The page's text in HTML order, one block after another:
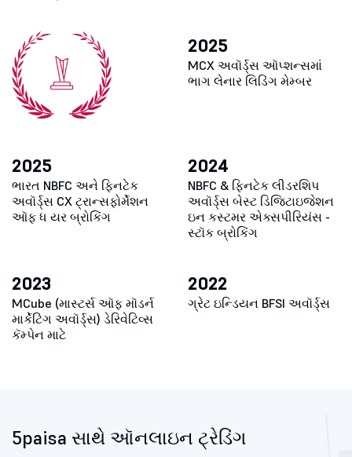
2025
MCX અવૉર્ડ્સ ઑપ્શન્સમાં
ભાગ લેનાર લિડિંગ મેમ્બર
2025
ભારત NBFC અને ફિનટેક
અવૉર્ડ્સ CX ટ્રાન્સફોર્મેશન
ઑફ ધ યર બ્રોકિંગ
2024
NBFC & ફિનટેક લીડરશિપ
અવૉર્ડ્સ બેસ્ટ ડિજિટાઇજેશન
ઇન કસ્ટમર એક્સપીરિયંસ -
સ્ટૉક બ્રોકિંગ
2023
MCube (માસ્ટર્સ ઑફ મૉડર્ન
માર્કેટિંગ અવૉર્ડ્સ) ડેરિવેટિવ્સ
કૅમ્પેન માટે
2022
ગ્રેટ ઇન્ડિયન BFSI અવૉર્ડ્સ
5paisa સાથે ઑનલાઇન ટ્રેડિંગ